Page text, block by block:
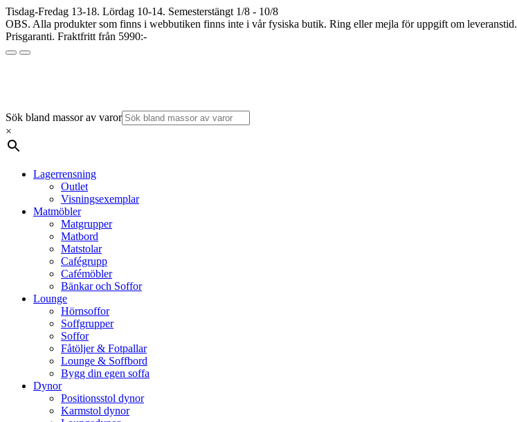
Tisdag-Fredag 13-18. Lördag 10-14. Semesterstängt 1/8 - 10/8
OBS. Alla produkter som finns i webbutiken finns inte i vår fysiska butik. Ring eller mejla för uppgift om leveranstid.
Prisgaranti. Fraktfritt från 5990:-
Sök bland massor av varor
×
Lagerrensning
Outlet
Visningsexemplar
Matmöbler
Matgrupper
Matbord
Matstolar
Cafégrupp
Cafémöbler
Bänkar och Soffor
Lounge
Hörnsoffor
Soffgrupper
Soffor
Fåtöljer & Fotpallar
Lounge & Soffbord
Bygg din egen soffa
Dynor
Positionsstol dynor
Karmstol dynor